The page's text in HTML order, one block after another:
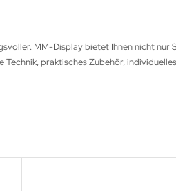
MM-Display bietet Ihnen nicht
praktisches Zubehör,